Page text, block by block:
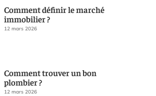
Comment définir le marché
immobilier ?
12 mars 2026
Comment trouver un bon
plombier ?
12 mars 2026